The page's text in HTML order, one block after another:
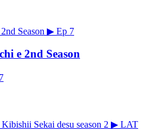
▶ Ep 7
e 2nd Season
▶ LAT